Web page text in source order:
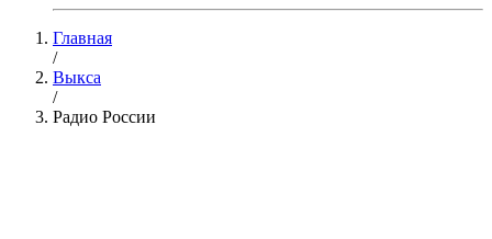
Главная
/
Выкса
/
Радио России